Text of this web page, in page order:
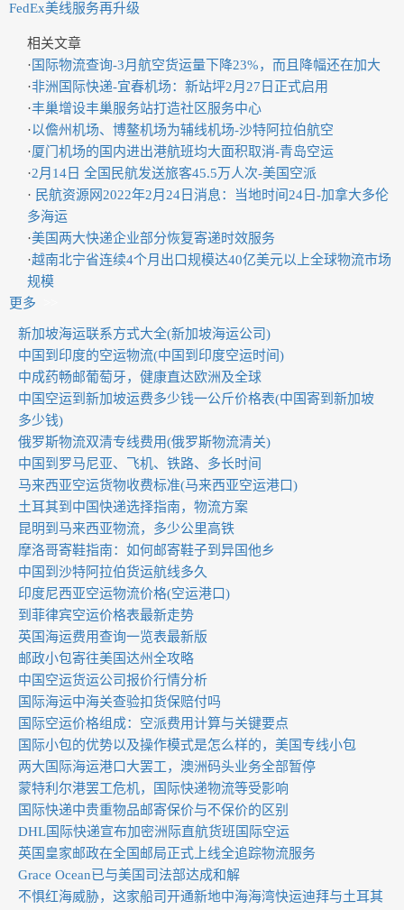
FedEx美线服务再升级
相关文章
· 国际物流查询-3月航空货运量下降23%，而且降幅还在加大
·非洲国际快递-宜春机场：新站坪2月27日正式启用
·丰巢增设丰巢服务站打造社区服务中心
·以儋州机场、博鳌机场为辅线机场-沙特阿拉伯航空
·厦门机场的国内进出港航班均大面积取消-青岛空运
·2月14日 全国民航发送旅客45.5万人次-美国空派
· 民航资源网2022年2月24日消息：当地时间24日-加拿大多伦
多海运
·美国两大快递企业部分恢复寄递时效服务
·越南北宁省连续4个月出口规模达40亿美元以上全球物流市场
规模
更多
新加坡海运联系方式大全(新加坡海运公司)
中国到印度的空运物流(中国到印度空运时间)
中成药畅邮葡萄牙，健康直达欧洲及全球
中国空运到新加坡运费多少钱一公斤价格表(中国寄到新加坡
多少钱)
俄罗斯物流双清专线费用(俄罗斯物流清关)
中国到罗马尼亚、飞机、铁路、多长时间
马来西亚空运货物收费标准(马来西亚空运港口)
土耳其到中国快递选择指南，物流方案
昆明到马来西亚物流，多少公里高铁
摩洛哥寄鞋指南：如何邮寄鞋子到异国他乡
中国到沙特阿拉伯货运航线多久
印度尼西亚空运物流价格(空运港口)
到菲律宾空运价格表最新走势
英国海运费用查询一览表最新版
邮政小包寄往美国达州全攻略
中国空运货运公司报价行情分析
国际海运中海关查验扣货保赔付吗
国际空运价格组成：空派费用计算与关键要点
国际小包的优势以及操作模式是怎么样的，美国专线小包
两大国际海运港口大罢工，澳洲码头业务全部暂停
蒙特利尔港罢工危机，国际快递物流等受影响
国际快递中贵重物品邮寄保价与不保价的区别
DHL国际快递宣布加密洲际直航货班国际空运
英国皇家邮政在全国邮局正式上线全追踪物流服务
Grace Ocean已与美国司法部达成和解
不惧红海威胁，这家船司开通新地中海海湾快运迪拜与土耳其